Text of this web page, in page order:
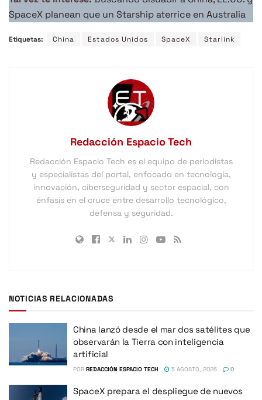
SpaceX planean que un Starship aterrice en Australia
Etiquetas: China Estados Unidos SpaceX Starlink
Redacción Espacio Tech
Redacción Espacio Tech es el equipo de periodistas
y especialistas del portal, enfocado en tecnología,
innovación, ciberseguridad y sector espacial, con
énfasis en el cruce entre desarrollo tecnológico,
defensa y seguridad.
NOTICIAS RELACIONADAS
China lanzó desde el mar dos satélites que
observarán la Tierra con inteligencia
artificial
POR REDACCIÓN ESPACIO TECH 5 AGOSTO, 2026 0
SpaceX prepara el despliegue de nuevos